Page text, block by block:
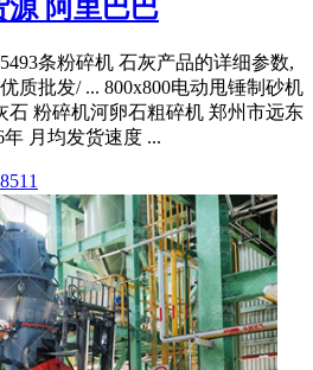
源 阿里巴巴
条粉碎机 石灰产品的详细参数,
质批发/ ... 800x800电动甩锤制砂机
石 粉碎机河卵石粗碎机 郑州市远东
月均发货速度 ...